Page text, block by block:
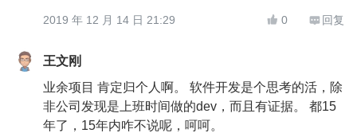
2019 年 12 月 14 日 21:29  0  回复
王文刚
业余项目 肯定归个人啊。 软件开发是个思考的活，除
非公司发现是上班时间做的dev，而且有证据。 都15
年了，15年内咋不说呢，呵呵。